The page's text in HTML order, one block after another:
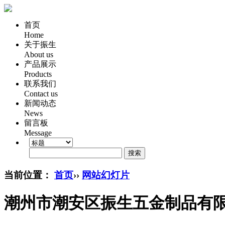
首页
Home
关于振生
About us
产品展示
Products
联系我们
Contact us
新闻动态
News
留言板
Message
搜索
当前位置： 首页›› 网站幻灯片
潮州市潮安区振生五金制品有